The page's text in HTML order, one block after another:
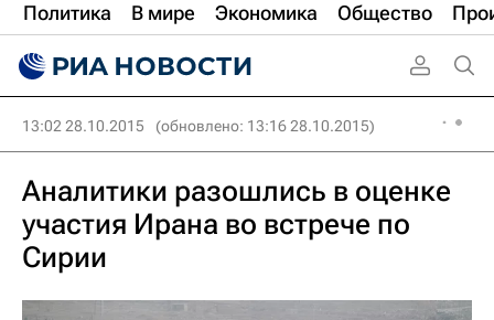
Политика В мире Экономика Общество
13:02 28.10.2015 (обновлено: 13:16 28.10.2015)
Аналитики разошлись в оценке
участия Ирана во встрече по
Сирии